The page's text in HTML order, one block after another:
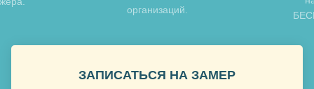
организаций.
ЗАПИСАТЬСЯ НА ЗАМЕР